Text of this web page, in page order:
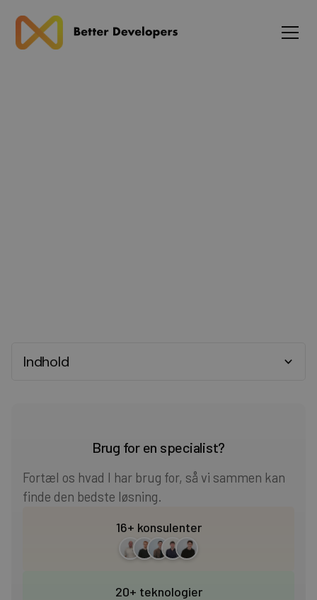
Indhold
Heading 4
Heading 5
Brug for en specialist?
Fortæl os hvad I har brug for, så vi sammen kan
finde den bedste løsning.
16+ konsulenter
20+ teknologier